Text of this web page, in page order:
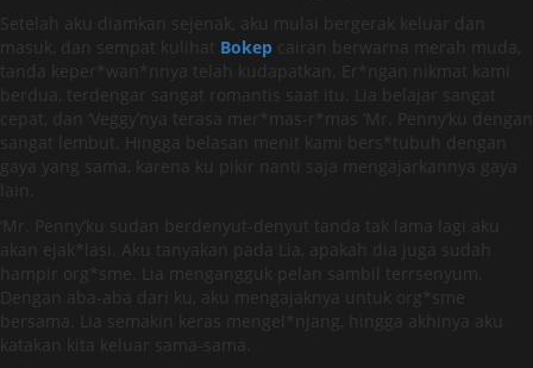
Setelah aku diamkan sejenak, aku mulai bergerak keluar dan
masuk, dan sempat kulihat Bokep cairan berwarna merah muda,
tanda keper*wan*nnya telah kudapatkan. Er*ngan nikmat kami
berdua, terdengar sangat romantis saat itu. Lia belajar sangat
cepat, dan ‘Veggy’nya terasa mer*mas-r*mas ‘Mr. Penny’ku dengan
sangat lembut. Hingga belasan menit kami bers*tubuh dengan
gaya yang sama, karena ku pikir nanti saja mengajarkannya gaya
lain.
‘Mr. Penny’ku sudan berdenyut-denyut tanda tak lama lagi aku
akan ejak*lasi. Aku tanyakan pada Lia, apakah dia juga sudah
hampir org*sme. Lia mengangguk pelan sambil terrsenyum.
Dengan aba-aba dari ku, aku mengajaknya untuk org*sme
bersama. Lia semakin keras mengel*njang, hingga akhinya aku
katakan kita keluar sama-sama.